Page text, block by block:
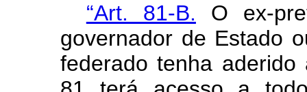
“Art. 81-B. O ex-
governador de Estado
federado tenha